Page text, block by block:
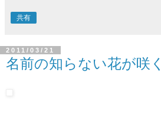
共有
2011/03/21
名前の知らない花が咲